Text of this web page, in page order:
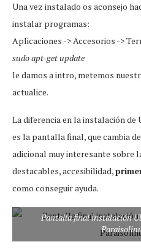
Una vez instalado os aconsejo
instalar programas:
Aplicaciones -> Accesorios ->
sudo apt-get update
le damos a intro, metemos
actualice.
La diferencia en la instalación de
es la pantalla final, que cambia
adicional muy interesante sobre
destacables, accesibilidad,
como conseguir ayuda.
Pantalla final instalación